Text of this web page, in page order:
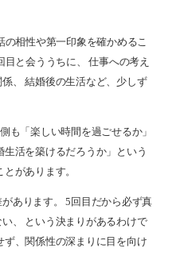
の相性や第一印象を確かめるこ
と会ううちに、 仕事への考え
、 結婚後の生活など、少しず
も「楽しい時間を過ごせるか」
活を築けるだろうか」という
があります。
あります。 5回目だから必ず真
、 という決まりがあるわけで
ず、関係性の深まりに目を向け